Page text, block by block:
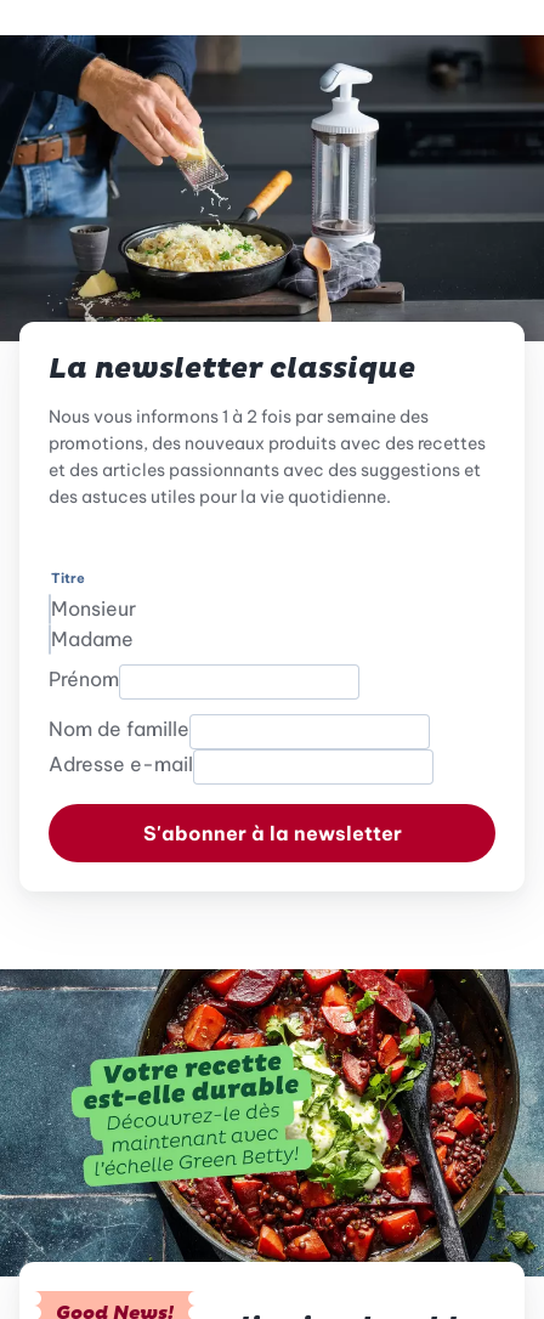
La newsletter classique
Nous vous informons 1 à 2 fois par semaine des
promotions, des nouveaux produits avec des recettes
et des articles passionnants avec des suggestions et
des astuces utiles pour la vie quotidienne.
Titre
Monsieur
Madame
Prénom
Nom de famille
Adresse e-mail
S'abonner à la newsletter
Good News!